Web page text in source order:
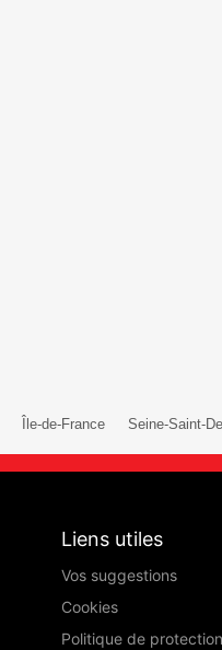
Île-de-France Seine-Saint-
Liens utiles
Vos suggestions
Cookies
Politique de